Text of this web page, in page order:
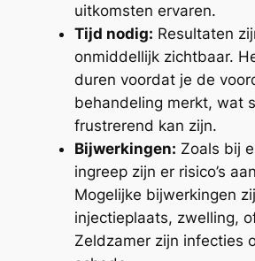
uitkomsten ervaren.
Tijd nodig: Resultaten
onmiddellijk zichtbaar.
duren voordat je de
behandeling merkt, wat
frustrerend kan zijn.
Bijwerkingen: Zoals bij
ingreep zijn er risico’s
Mogelijke bijwerkingen
injectieplaats, zwelling,
Zeldzamer zijn infecties